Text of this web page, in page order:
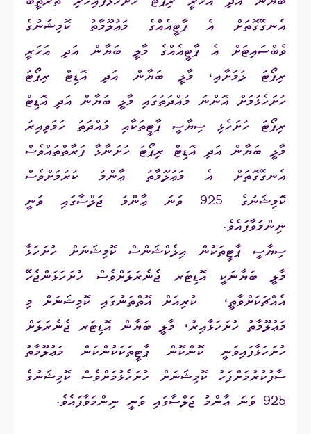
އެނގޭގޮތަށް އެ ޕާޓީއެއްގެ މަޢުލޫމާތު ކޮމިޝަނުގެ
ވެބްސައިޓަށް އެ ޕާޓީއެއްގެ މާލީ ބަޔާން އަދި އަހަރީ
ރިޕޯޓު ލުމަށާއި، މާލީ ބަޔާން އަދި އޮޑިޓް ރިޕޯޓު
ހުށަހެޅުމަށް އޮންނަ މުއްދަތުގައި މާލީ ބަޔާން އަދި އޮޑިޓް
ރިޕޯޓު ހުށަހެޅި ސިޔާސީ ޕާޓީތަކާއި މުއްދަތު ހަމަވިއިރު
މާލީ ބަޔާން އަދި އޮޑިޓް ރިޕޯޓު ހުށަނާޅާ ފަރާތްތައްވެސް
އެނގޭގޮތަށް އެ މަޢުލޫމާތު ޢާންމު ކުރުމަށްވެސް
ކޮމިޝަނުގެ 925 ވަނަ ޢާންމު ޖަލްސާގައި ވަނީ
ނިންމަވާފައެވެ.
ސިޔާސީ ޕާޓީތަކުން އިލެކްޝަންސް ކޮމިޝަނަށް ހުށަހަޅާ
މާލީ ބަޔާނަކީ އޮޑިޓަރ ޖެނެރަލަށްވެސް ހުށަހަޅަންޖެހޭ
އެއްޗަކަށްވާތީ،
ކުރިއަށް އޮތްތަނުގައި ކޮމިޝަނަށް މި
މަޢުލޫމާތު ހުށަހަޅާއިރު، މާލީ ބަޔާން އޮޑިޓަރ ޖެނެރަލަށް
ހުށަހަޅާފައިވަނީ ކޮންކޮން ޕާޓީތަކަކުންކަން މަޢުލޫމާތު
ސާފުކުރުމަށްފަހު ކޮމިޝަނަށް ހުށަހެޅުމަށްވެސް ކޮމިޝަނުގެ
925 ވަނަ ޢާންމު ޖަލްސާގައި ވަނީ ނިންމަވާފައެވެ.